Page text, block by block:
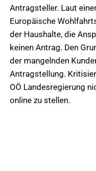
Antragsteller. Laut
Europäische
der Haushalte, die
keinen Antrag. Den
der mangelnden
Antragstellung.
OÖ Landesregierung
online zu stellen.